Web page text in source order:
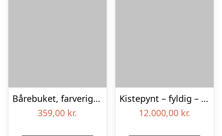
Bårebuket, farverig (Floristens kreative valg)
359,00 kr.
Kistepynt – fyldig – Blomster til begravelse
12.000,00 kr.